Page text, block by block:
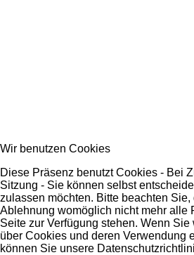
Wir benutzen Cookies
Diese Präsenz benutzt Cookies - Bei
Sitzung - Sie können selbst
zulassen möchten. Bitte beachten
Ablehnung womöglich nicht mehr alle
Seite zur Verfügung stehen. Wenn
über Cookies und deren Verwendung
können Sie unsere